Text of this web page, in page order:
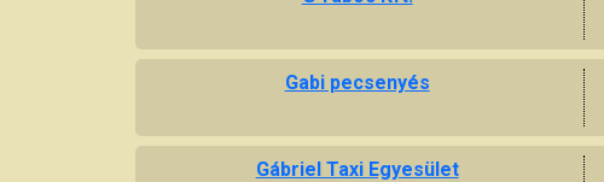
Gabi pecsenyés
Gábriel Taxi Egyesület